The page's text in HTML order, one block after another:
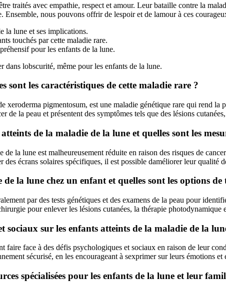
traités avec empathie, respect et amour. Leur bataille contre la
nous pouvons offrir de lespoir et de lamour à ces
la lune et ses implications.
touchés par cette maladie rare.
pour les enfants de la lune.
lobscurité, même pour les enfants de la lune.
sont les caractéristiques de cette maladie rare ?
xeroderma pigmentosum, est une maladie génétique rare qui rend
de la peau et présentent des symptômes tels que des lésions
atteints de la maladie de la lune et quelles sont les
de la lune est malheureusement réduite en raison des risques de
des écrans solaires spécifiques, il est possible daméliorer leur qualité
la lune chez un enfant et quelles sont les options
par des tests génétiques et des examens de la peau pour
pour enlever les lésions cutanées, la thérapie
sociaux sur les enfants atteints de la maladie de la
faire face à des défis psychologiques et sociaux en raison de leur
sécurisé, en les encourageant à sexprimer sur leurs émotions et
spécialisées pour les enfants de la lune et leur